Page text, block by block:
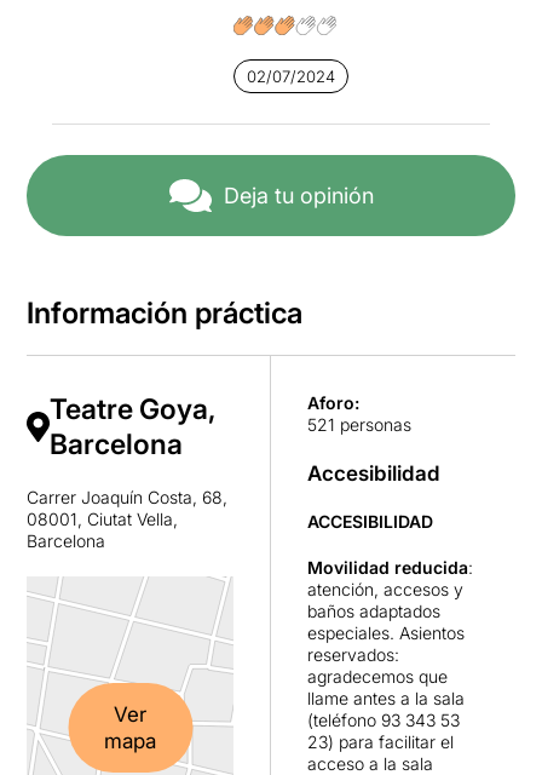
02/07/2024
Deja tu opinión
Información práctica
Teatre Goya,
Barcelona
Carrer Joaquín Costa, 68,
08001, Ciutat Vella,
Barcelona
Ver
mapa
Aforo:
521 personas
Accesibilidad
ACCESIBILIDAD
Movilidad reducida:
atención, accesos y
baños adaptados
especiales. Asientos
reservados:
agradecemos que
llame antes a la sala
(teléfono 93 343 53
23) para facilitar el
acceso a la sala